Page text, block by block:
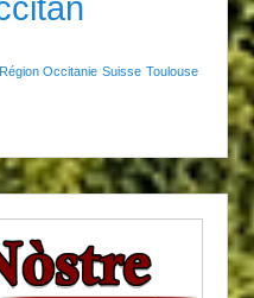
Région Occitanie Suisse Toulouse